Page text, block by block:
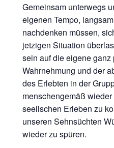
Gemeinsam unterwegs
eigenen Tempo,
nachdenken müssen,
jetzigen Situation
sein auf die eigene
Wahrnehmung und der
des Erlebten in der
menschengemäß
seelischen Erleben zu
unseren Sehnsüchten
wieder zu spüren.